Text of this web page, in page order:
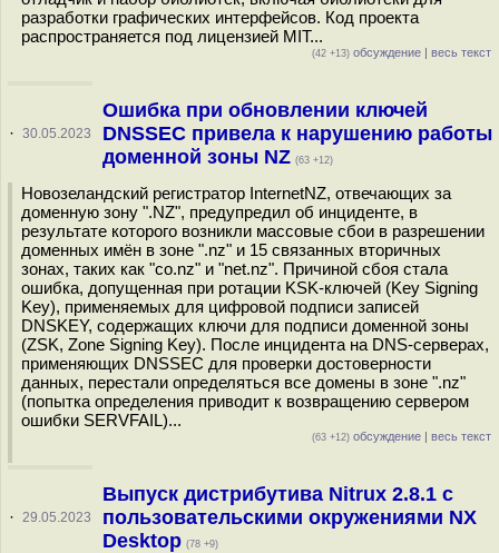
разработки графических интерфейсов. Код проекта
распространяется под лицензией MIT...
(42 +13) обсуждение | весь текст
· 30.05.2023
Ошибка при обновлении ключей
DNSSEC привела к нарушению работы
доменной зоны NZ (63 +12)
Новозеландский регистратор InternetNZ, отвечающих за
доменную зону ".NZ", предупредил об инциденте, в
результате которого возникли массовые сбои в разрешении
доменных имён в зоне ".nz" и 15 связанных вторичных
зонах, таких как "co.nz" и "net.nz". Причиной сбоя стала
ошибка, допущенная при ротации KSK-ключей (Key Signing
Key), применяемых для цифровой подписи записей
DNSKEY, содержащих ключи для подписи доменной зоны
(ZSK, Zone Signing Key). После инцидента на DNS-серверах,
применяющих DNSSEC для проверки достоверности
данных, перестали определяться все домены в зоне ".nz"
(попытка определения приводит к возвращению сервером
ошибки SERVFAIL)...
(63 +12) обсуждение | весь текст
· 29.05.2023
Выпуск дистрибутива Nitrux 2.8.1 с
пользовательскими окружениями NX
Desktop (78 +9)